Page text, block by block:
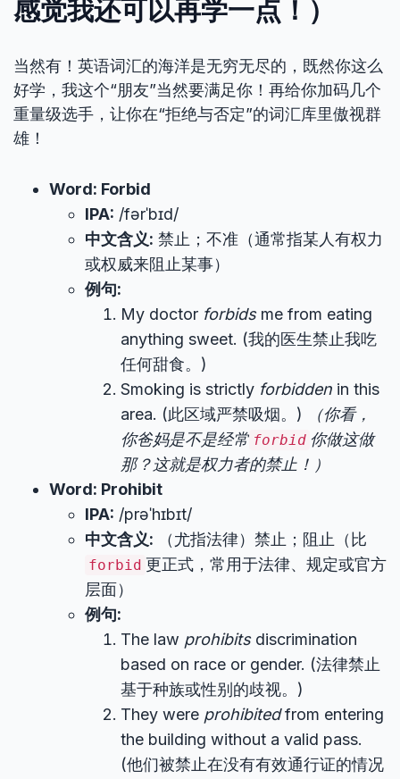
感觉我还可以再学一点！）
当然有！英语词汇的海洋是无穷无尽的，既然你这么
好学，我这个“朋友”当然要满足你！再给你加码几个
重量级选手，让你在“拒绝与否定”的词汇库里傲视群
雄！
Word: Forbid
IPA: /fərˈbɪd/
中文含义: 禁止；不准（通常指某人有权力
或权威来阻止某事）
例句:
My doctor forbidsme from eating
anything sweet. (我的医生禁止我吃
任何甜食。)
Smoking is strictly forbidden in this
area. (此区域严禁吸烟。)
（你看，
你爸妈是不是经常 forbid 你做这做
那？这就是权力者的禁止！）
Word: Prohibit
IPA: /prəˈhɪbɪt/
中文含义: （尤指法律）禁止；阻止（比
forbid 更正式，常用于法律、规定或官方
层面）
例句:
The law prohibitsdiscrimination
based on race or gender. (法律禁止
基于种族或性别的歧视。)
They were prohibitedfrom entering
the building without a valid pass.
(他们被禁止在没有有效通行证的情况